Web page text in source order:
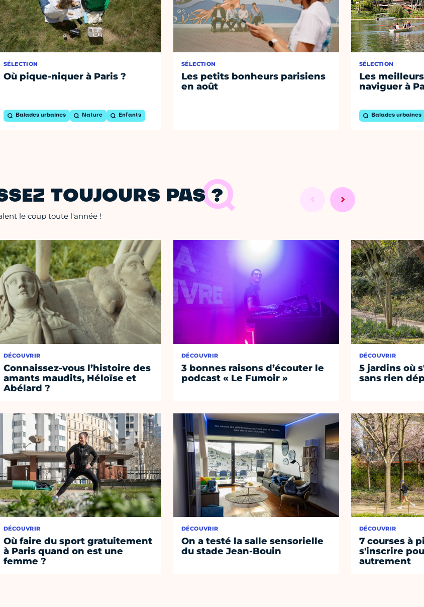
SÉLECTION
Où pique-niquer à Paris ?
Balades urbaines Nature Enfants
SÉLECTION
Les petits bonheurs parisiens
en août
SÉLECTION
Les
naviguer à
Balades urbaines
TOUJOURS PAS ?
le coup toute l'année !
DÉCOUVRIR
Connaissez-vous l’histoire des
amants maudits, Héloïse et
Abélard ?
DÉCOUVRIR
Où faire du sport gratuitement
à Paris quand on est une
femme ?
DÉCOUVRIR
3 bonnes raisons d’écouter le
podcast « Le Fumoir »
DÉCOUVRIR
On a testé la salle sensorielle
du stade Jean-Bouin
DÉCOUVRIR
5 jardins où
sans rien
DÉCOUVRIR
7 courses à
s'inscrire
autrement